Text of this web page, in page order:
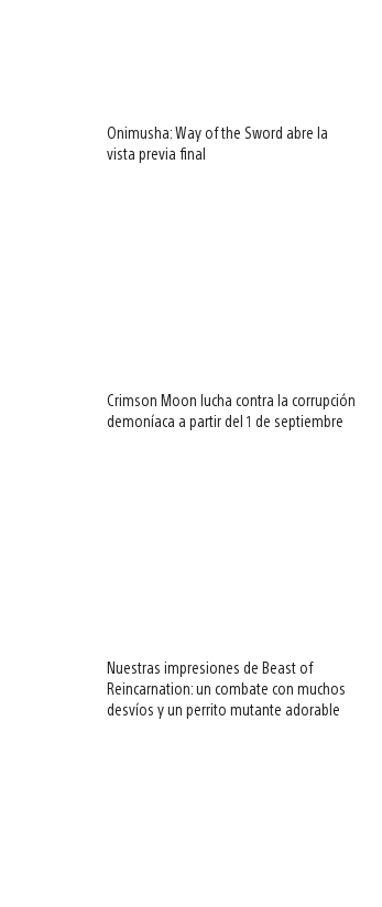
Onimusha: Way of the Sword abre la
vista previa final
Crimson Moon lucha contra la corrupción
demoníaca a partir del 1 de septiembre
Nuestras impresiones de Beast of
Reincarnation: un combate con muchos
desvíos y un perrito mutante adorable